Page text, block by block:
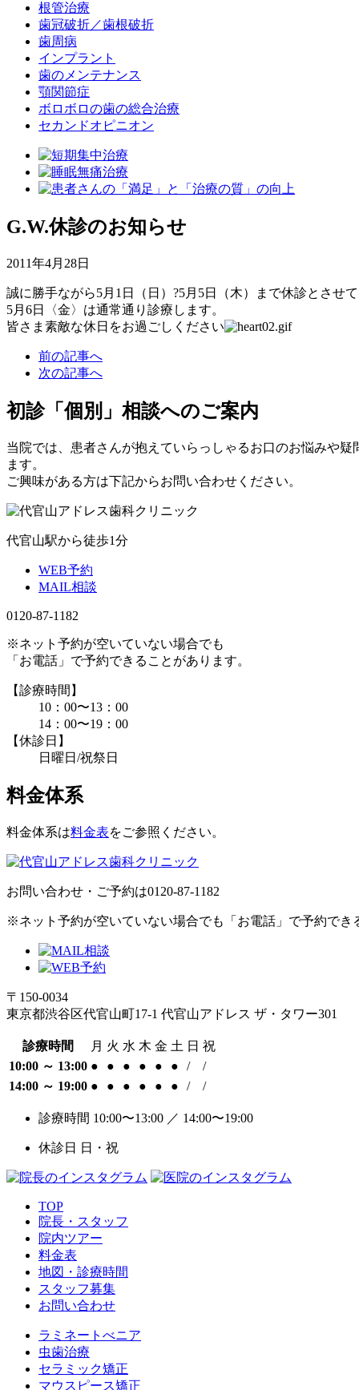
根管治療
歯冠破折／歯根破折
歯周病
インプラント
歯のメンテナンス
顎関節症
ボロボロの歯の総合治療
セカンドオピニオン
G.W.休診のお知らせ
2011年4月28日
誠に勝手ながら5月1日（日）?5月5日（木）まで休診とさせて
5月6日〈金〉は通常通り診療します。
皆さま素敵な休日をお過ごしください
前の記事へ
次の記事へ
初診「個別」相談へのご案内
当院では、患者さんが抱えていらっしゃるお口のお悩みや
ます。
ご興味がある方は下記からお問い合わせください。
代官山駅から徒歩1分
WEB予約
MAIL相談
0120-87-1182
※ネット予約が空いていない場合でも
「お電話」で予約できることがあります。
【診療時間】
10：00〜13：00
14：00〜19：00
【休診日】
日曜日/祝祭日
料金体系
料金体系は料金表をご参照ください。
お問い合わせ・ご予約は0120-87-1182
※ネット予約が空いていない場合でも「お電話」で予約でき
〒150-0034
東京都渋谷区代官山町17-1 代官山アドレス ザ・タワー301
診療時間 月 火 水 木 金 土 日 祝
10:00 ～ 13:00 ● ● ● ● ● ● /
/
14:00 ～ 19:00 ● ● ● ● ● ● / /
診療時間 10:00〜13:00 ／ 14:00〜19:00
休診日 日・祝
TOP
院長・スタッフ
院内ツアー
料金表
地図・診療時間
スタッフ募集
お問い合わせ
ラミネートべニア
虫歯治療
セラミック矯正
マウスピース矯正